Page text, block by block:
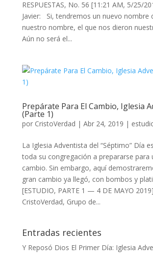
RESPUESTAS, No. 56 [11:21 AM, 5/25/
Javier: Si, tendremos un nuevo nombre
nuestro nombre, el que nos dieron
Aún no será el...
Prepárate Para El Cambio, Iglesia
(Parte 1)
por CristoVerdad | Abr 24, 2019 |
La Iglesia Adventista del “Séptimo” Día
toda su congregación a prepararse para
cambio. Sin embargo, aquí
gran cambio ya llegó, con bombos y
[ESTUDIO, PARTE 1 — 4 DE MAYO 2019]
CristoVerdad, Grupo de...
Entradas recientes
Y Reposó Dios El Primer Día: Iglesia